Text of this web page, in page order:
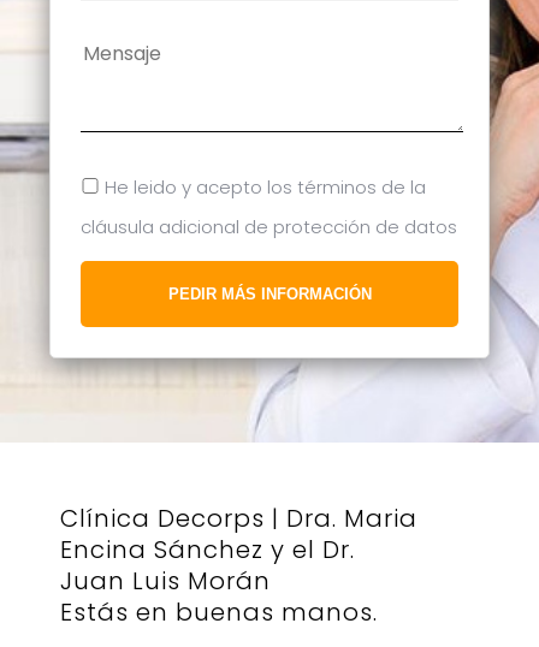
He leido y acepto los términos de la
cláusula adicional de protección de datos
PEDIR MÁS INFORMACIÓN
Clínica Decorps | Dra. Maria
Encina Sánchez y el Dr.
Juan Luis Morán
Estás en buenas manos.